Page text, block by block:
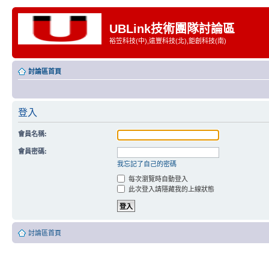
UBLink技術團隊討論區
裕笠科技(中),遠豐科技(北),鉅創科技(南)
討論區首頁
登入
會員名稱:
會員密碼:
我忘記了自己的密碼
每次瀏覽時自動登入
此次登入請隱藏我的上線狀態
討論區首頁